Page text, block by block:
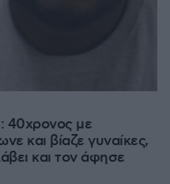
40χρονος με
και βίαζε γυναίκες,
και τον άφησε